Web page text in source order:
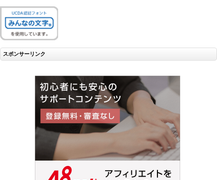
スポンサーリンク